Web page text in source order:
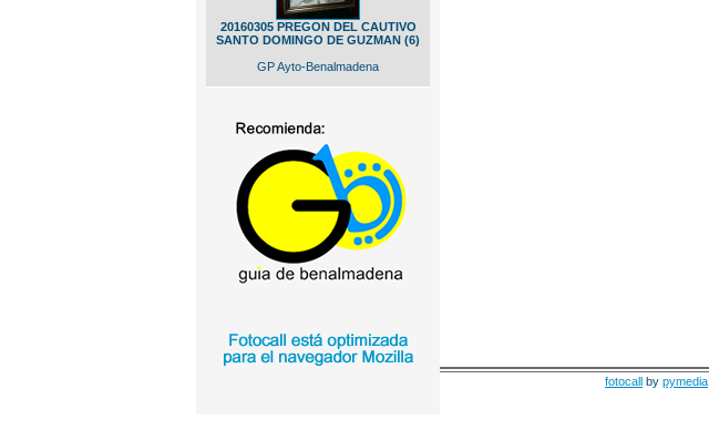
20160305 PREGON DEL CAUTIVO
SANTO DOMINGO DE GUZMAN (6)
GP Ayto-Benalmadena
fotocall by pymedia